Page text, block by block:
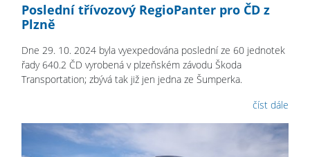
Poslední třívozový RegioPanter pro ČD z
Plzně
Dne 29. 10. 2024 byla vyexpedována poslední ze 60 jednotek
řady 640.2 ČD vyrobená v plzeňském závodu Škoda
Transportation; zbývá tak již jen jedna ze Šumperka.
číst dále